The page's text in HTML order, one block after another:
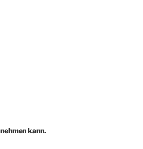
kann.